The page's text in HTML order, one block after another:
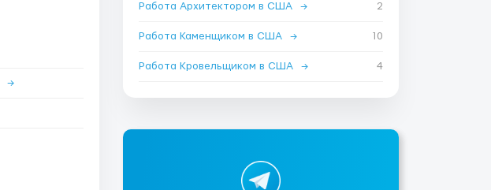
→
Работа Архитектором в США → 2
Работа Каменщиком в США → 10
Работа Кровельщиком в США → 4